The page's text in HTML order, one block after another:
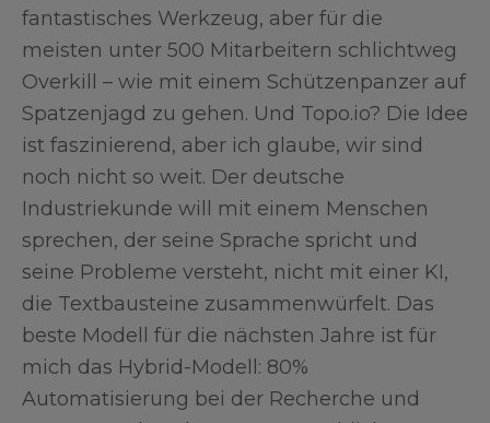
fantastisches Werkzeug, aber für die
meisten unter 500 Mitarbeitern schlichtweg
Overkill – wie mit einem Schützenpanzer auf
Spatzenjagd zu gehen. Und Topo.io? Die Idee
ist faszinierend, aber ich glaube, wir sind
noch nicht so weit. Der deutsche
Industriekunde will mit einem Menschen
sprechen, der seine Sprache spricht und
seine Probleme versteht, nicht mit einer KI,
die Textbausteine zusammenwürfelt. Das
beste Modell für die nächsten Jahre ist für
mich das Hybrid-Modell: 80%
Automatisierung bei der Recherche und